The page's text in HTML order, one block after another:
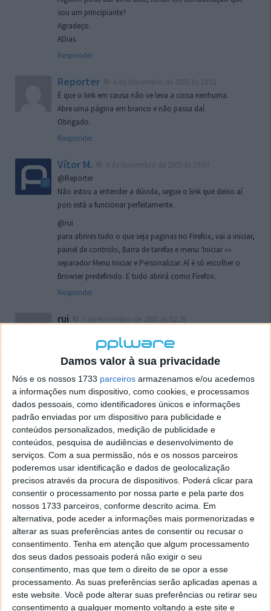
Damos valor à sua privacidade
Nós e os nossos 1733 parceiros armazenamos e/ou acedemos
a informações num dispositivo, como cookies, e processamos
dados pessoais, como identificadores únicos e informações
padrão enviadas por um dispositivo para publicidade e
conteúdos personalizados, medição de publicidade e
conteúdos, pesquisa de audiências e desenvolvimento de
serviços. Com a sua permissão, nós e os nossos parceiros
poderemos usar identificação e dados de geolocalização
precisos através da procura de dispositivos. Poderá clicar para
consentir o processamento por nossa parte e pela parte dos
nossos 1733 parceiros, conforme descrito acima. Em
alternativa, pode aceder a informações mais pormenorizadas e
alterar as suas preferências antes de consentir ou recusar o
consentimento. Tenha em atenção que algum processamento
dos seus dados pessoais poderá não exigir o seu
consentimento, mas que tem o direito de se opor a esse
processamento. As suas preferências serão aplicadas apenas a
este website. Você pode alterar suas preferências ou retirar seu
consentimento a qualquer momento voltando a este site e
sou um principiante?
Agradeço.
ADias
Responder
Reporter
É que o link em causa não ve leva a coisa nenhuma.
Abre uma página em branco e não passa daí.
Obrigado.
Responder
Vítor M.
@Reporter
Não estou a entender a dúvida, segue o link que deixo aí
pois está a funcionar perfeitamente.
@rui
para abrires tudo o que seja paginas no Firefox, vai a iniciar,
painel de controlo, Barra de tarefas e menu ‘Iniciar »»
separador Menu Iniciar e Personalizar. Aí é só escolher o
Browser predefinido. E tudo abrirá como Firefox.
Responder
rui
localizaçao referida n se encontra la nada k me permita por
o firefox como browser predefenido
Ja percorri o painel
tentei apagar o explorer na tentativa de forçar o uso do
firefox mas em vao. Kaso te lembres de outra dica fico
agradecido, caso contrario obrigado a mesma
Responder
Vítor M.
7 de Novembro de 2005 às 01:39
@Reporter
Desculpa mas o link funciona. Seja como for segue por mail
o MSn Messenger 8.
Responder
Vítor M.
@Rui
Tens de encontrar o que te falei. Faz da seguinte maneira,
janela iniciar e no topo dessa janela com o botão direito do
rato faz propriedades. Depois no separador Menu ‘Iniciar’
clica no botão ‘Personalizar’ aí encontrarás no separador